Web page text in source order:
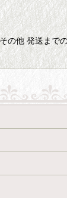
他 発送まで